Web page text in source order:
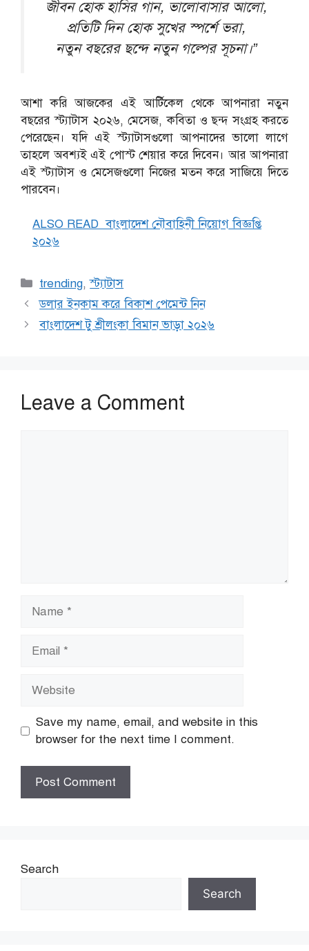
জীবন হোক হাসির গান, ভালোবাসার আলো,
প্রতিটি দিন হোক সুখের স্পর্শে ভরা,
নতুন বছরের ছন্দে নতুন গল্পের সূচনা।”
আশা করি আজকের এই আর্টিকেল থেকে আপনারা নতুন
বছরের স্ট্যাটাস ২০২৬, মেসেজ, কবিতা ও ছন্দ সংগ্রহ করতে
পেরেছেন। যদি এই স্ট্যাটাসগুলো আপনাদের ভালো লাগে
তাহলে অবশ্যই এই পোস্ট শেয়ার করে দিবেন। আর আপনারা
এই স্ট্যাটাস ও মেসেজগুলো নিজের মতন করে সাজিয়ে দিতে
পারবেন।
ALSO READ বাংলাদেশ নৌবাহিনী নিয়োগ বিজ্ঞপ্তি
২০২৬
Categories
trending,স্ট্যাটাস
ডলার ইনকাম করে বিকাশ পেমেন্ট নিন
বাংলাদেশ টু শ্রীলংকা বিমান ভাড়া ২০২৬
Leave a Comment
Save my name, email, and website in this
browser for the next time I comment.
Search
Search